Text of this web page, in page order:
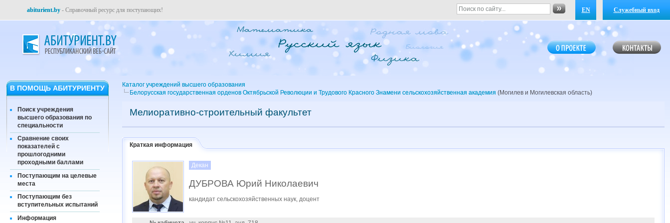
EN Служебный вход
abiturient.by - Справочный ресурс для поступающих!
В ПОМОЩЬ АБИТУРИЕНТУ
Поиск учреждения
высшего образования по
специальности
Сравнение своих
показателей с
прошлогодними
проходными баллами
Поступающим на целевые
места
Поступающим без
вступительных испытаний
Информация
Каталог учреждений высшего образования
Белорусская государственная орденов Октябрьской Революции и Трудового Красного Знамени сельскохозяйственная академия (Могилев и Могилевская область)
Мелиоративно-строительный факультет
Краткая информация
Декан
ДУБРОВА Юрий Николаевич
кандидат сельскохозяйственных наук, доцент